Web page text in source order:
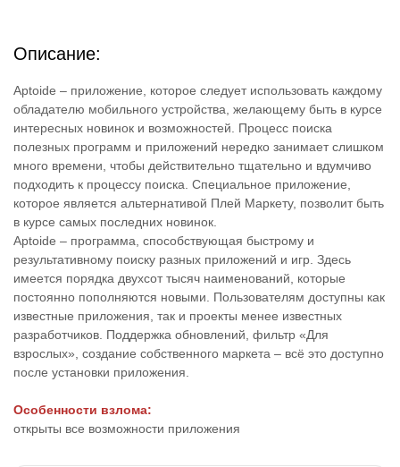
Описание:
Aptoide – приложение, которое следует использовать каждому
обладателю мобильного устройства, желающему быть в курсе
интересных новинок и возможностей. Процесс поиска
полезных программ и приложений нередко занимает слишком
много времени, чтобы действительно тщательно и вдумчиво
подходить к процессу поиска. Специальное приложение,
которое является альтернативой Плей Маркету, позволит быть
в курсе самых последних новинок.
Aptoide – программа, способствующая быстрому и
результативному поиску разных приложений и игр. Здесь
имеется порядка двухсот тысяч наименований, которые
постоянно пополняются новыми. Пользователям доступны как
известные приложения, так и проекты менее известных
разработчиков. Поддержка обновлений, фильтр «Для
взрослых», создание собственного маркета – всё это доступно
после установки приложения.
Особенности взлома:
открыты все возможности приложения